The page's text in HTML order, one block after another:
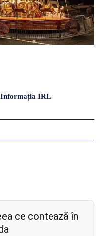
Informația IRL
ce contează în